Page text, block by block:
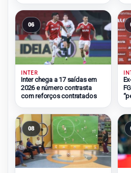
06
INTER
Inter chega a 17 saídas em
2026 e número contrasta
com reforços contratados
08